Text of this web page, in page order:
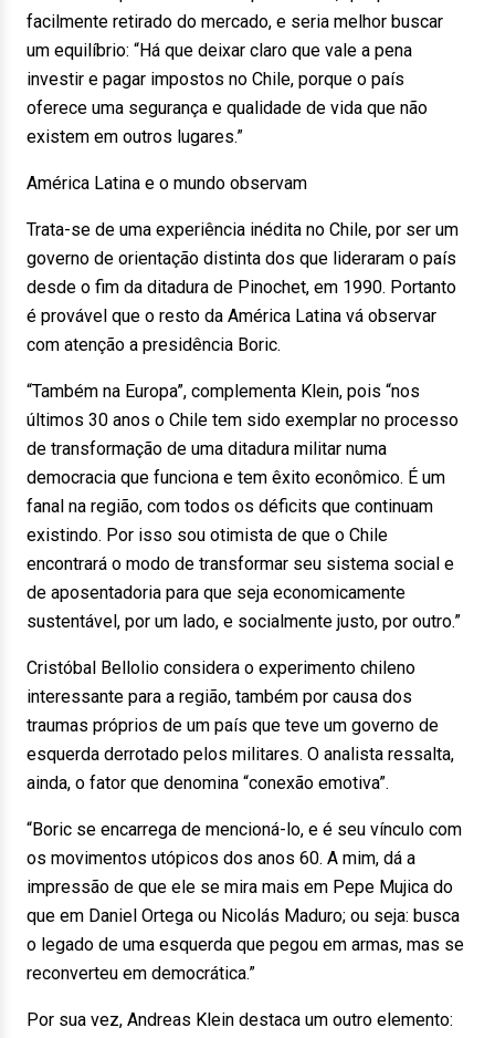
facilmente retirado do mercado, e seria melhor buscar
um equilíbrio: “Há que deixar claro que vale a pena
investir e pagar impostos no Chile, porque o país
oferece uma segurança e qualidade de vida que não
existem em outros lugares.”
América Latina e o mundo observam
Trata-se de uma experiência inédita no Chile, por ser um
governo de orientação distinta dos que lideraram o país
desde o fim da ditadura de Pinochet, em 1990. Portanto
é provável que o resto da América Latina vá observar
com atenção a presidência Boric.
“Também na Europa”, complementa Klein, pois “nos
últimos 30 anos o Chile tem sido exemplar no processo
de transformação de uma ditadura militar numa
democracia que funciona e tem êxito econômico. É um
fanal na região, com todos os déficits que continuam
existindo. Por isso sou otimista de que o Chile
encontrará o modo de transformar seu sistema social e
de aposentadoria para que seja economicamente
sustentável, por um lado, e socialmente justo, por outro.”
Cristóbal Bellolio considera o experimento chileno
interessante para a região, também por causa dos
traumas próprios de um país que teve um governo de
esquerda derrotado pelos militares. O analista ressalta,
ainda, o fator que denomina “conexão emotiva”.
“Boric se encarrega de mencioná-lo, e é seu vínculo com
os movimentos utópicos dos anos 60. A mim, dá a
impressão de que ele se mira mais em Pepe Mujica do
que em Daniel Ortega ou Nicolás Maduro; ou seja: busca
o legado de uma esquerda que pegou em armas, mas se
reconverteu em democrática.”
Por sua vez, Andreas Klein destaca um outro elemento: